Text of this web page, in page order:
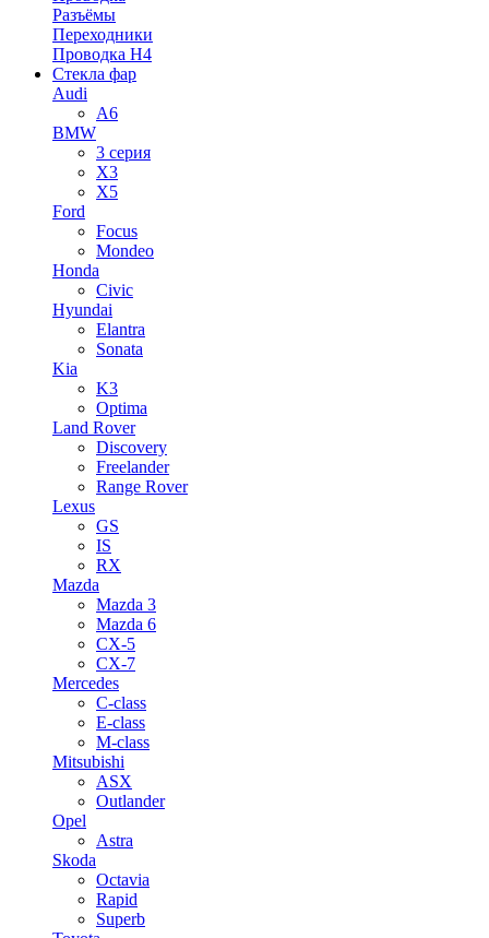
Разъёмы
Переходники
Проводка H4
Стекла фар
Audi
A6
BMW
3 серия
X3
X5
Ford
Focus
Mondeo
Honda
Civic
Hyundai
Elantra
Sonata
Kia
K3
Optima
Land Rover
Discovery
Freelander
Range Rover
Lexus
GS
IS
RX
Mazda
Mazda 3
Mazda 6
CX-5
CX-7
Mercedes
C-class
E-class
M-class
Mitsubishi
ASX
Outlander
Opel
Astra
Skoda
Octavia
Rapid
Superb